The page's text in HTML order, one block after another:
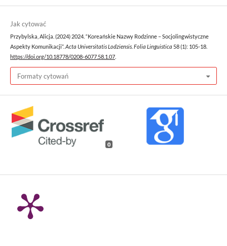
Jak cytować
Przybylska, Alicja. (2024) 2024. “Koreańskie Nazwy Rodzinne – Socjolingwistyczne
Aspekty Komunikacji”. Acta Universitatis Lodziensis. Folia Linguistica 58 (1): 105-18.
https://doi.org/10.18778/0208-6077.58.1.07
Formaty cytowań
0